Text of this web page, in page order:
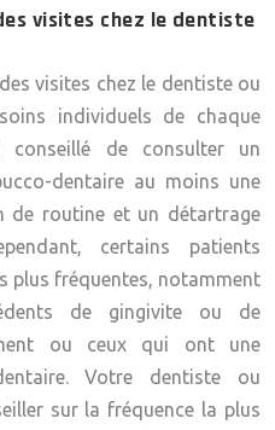
visites chez le dentiste
visites chez le dentiste ou
individuels de chaque
de consulter un
dentaire au moins une
de routine et un détartrage
certains patients
plus fréquentes, notamment
de gingivite ou de
ou ceux qui ont une
Votre dentiste ou
sur la fréquence la plus